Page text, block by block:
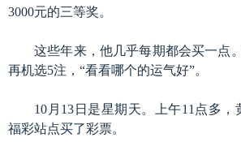
3000元的三等奖。
这些年来，他几乎每期都会买一点
再机选5注，“看看哪个的运气好”。
10月13日是星期天。上午11点多
福彩站点买了彩票。